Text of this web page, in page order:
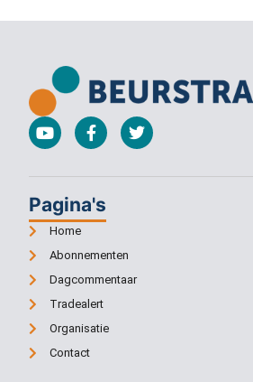
Pagina's
Home
Abonnementen
Dagcommentaar
Tradealert
Organisatie
Contact